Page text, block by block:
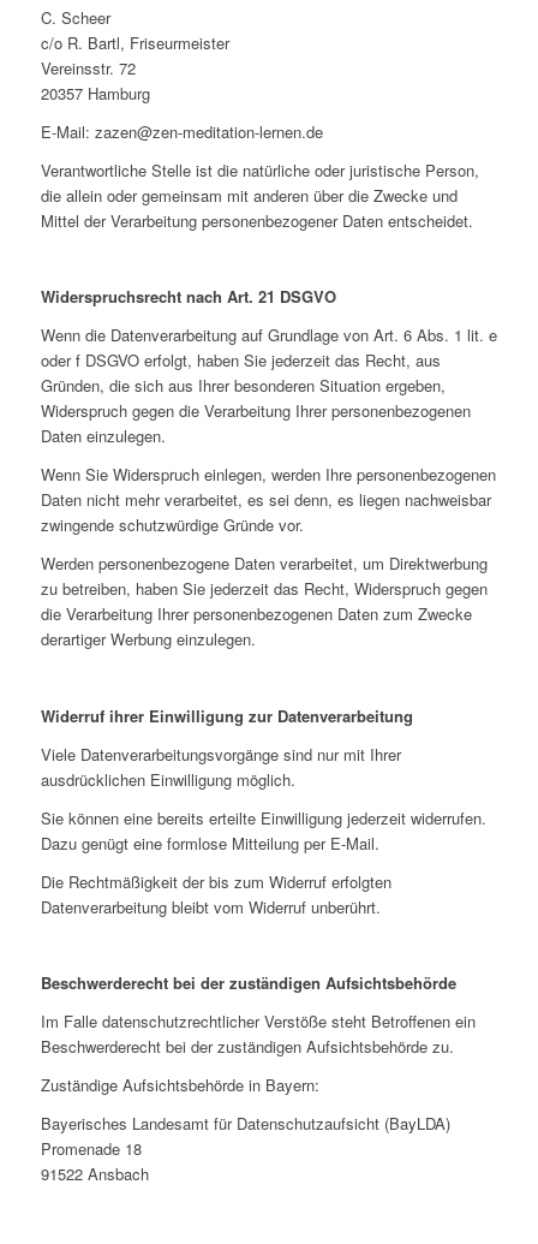
C. Scheer
c/o R. Bartl, Friseurmeister
Vereinsstr. 72
20357 Hamburg
E-Mail: zazen@zen-meditation-lernen.de
Verantwortliche Stelle ist die natürliche oder juristische Person,
die allein oder gemeinsam mit anderen über die Zwecke und
Mittel der Verarbeitung personenbezogener Daten entscheidet.
Widerspruchsrecht nach Art. 21 DSGVO
Wenn die Datenverarbeitung auf Grundlage von Art. 6 Abs. 1 lit. e
oder f DSGVO erfolgt, haben Sie jederzeit das Recht, aus
Gründen, die sich aus Ihrer besonderen Situation ergeben,
Widerspruch gegen die Verarbeitung Ihrer personenbezogenen
Daten einzulegen.
Wenn Sie Widerspruch einlegen, werden Ihre personenbezogenen
Daten nicht mehr verarbeitet, es sei denn, es liegen nachweisbar
zwingende schutzwürdige Gründe vor.
Werden personenbezogene Daten verarbeitet, um Direktwerbung
zu betreiben, haben Sie jederzeit das Recht, Widerspruch gegen
die Verarbeitung Ihrer personenbezogenen Daten zum Zwecke
derartiger Werbung einzulegen.
Widerruf ihrer Einwilligung zur Datenverarbeitung
Viele Datenverarbeitungsvorgänge sind nur mit Ihrer
ausdrücklichen Einwilligung möglich.
Sie können eine bereits erteilte Einwilligung jederzeit widerrufen.
Dazu genügt eine formlose Mitteilung per E-Mail.
Die Rechtmäßigkeit der bis zum Widerruf erfolgten
Datenverarbeitung bleibt vom Widerruf unberührt.
Beschwerderecht bei der zuständigen Aufsichtsbehörde
Im Falle datenschutzrechtlicher Verstöße steht Betroffenen ein
Beschwerderecht bei der zuständigen Aufsichtsbehörde zu.
Zuständige Aufsichtsbehörde in Bayern:
Bayerisches Landesamt für Datenschutzaufsicht (BayLDA)
Promenade 18
91522 Ansbach